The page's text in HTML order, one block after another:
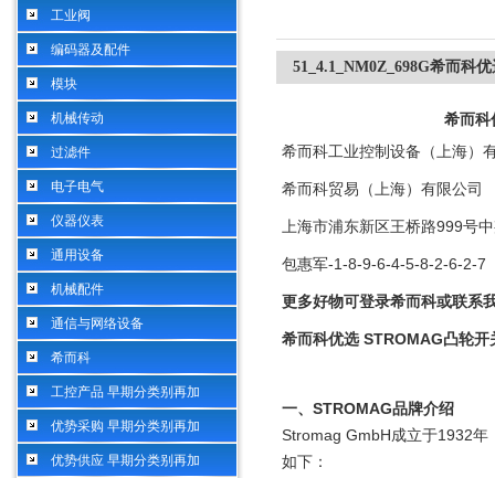
工业阀
编码器及配件
模块
机械传动
过滤件
电子电气
仪器仪表
通用设备
机械配件
通信与网络设备
希而科
工控产品 早期分类别再加
优势采购 早期分类别再加
优势供应 早期分类别再加
51_4.1_NM0Z_698G希而科
希而科
希而科工业控制设备（上海）
希而科贸易（上海）有限公司
上海市浦东新区王桥路999号
包惠军-1-8-9-6-4-5-8-2-6-2-7
更多好物可登录希而科或联系
希而科优选 STROMAG凸轮开
一、STROMAG品牌介绍
Stromag GmbH成立于1932年
如下：